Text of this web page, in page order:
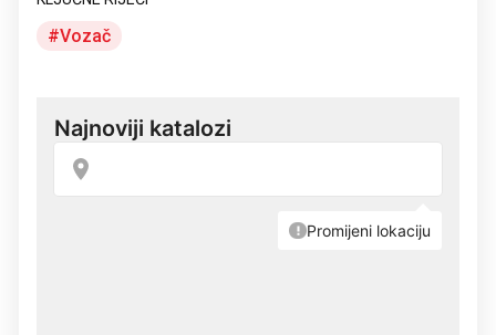
Vozač